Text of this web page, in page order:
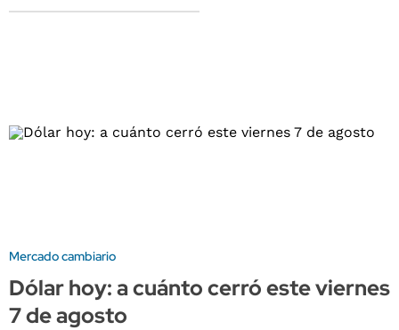
Mercado cambiario
Dólar hoy: a cuánto cerró este viernes
7 de agosto